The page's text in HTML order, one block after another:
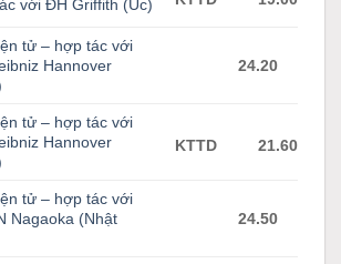
với ĐH Griffith (Úc)
tử – hợp tác với
Hannover
24.20
tử – hợp tác với
Hannover
KTTD 21.60
tử – hợp tác với
Nagaoka (Nhật
24.50